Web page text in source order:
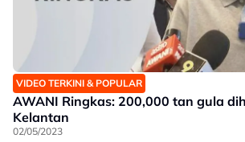
VIDEO TERKINI & POPULAR
AWANI Ringkas: 200,000 tan gula
Kelantan
02/05/2023